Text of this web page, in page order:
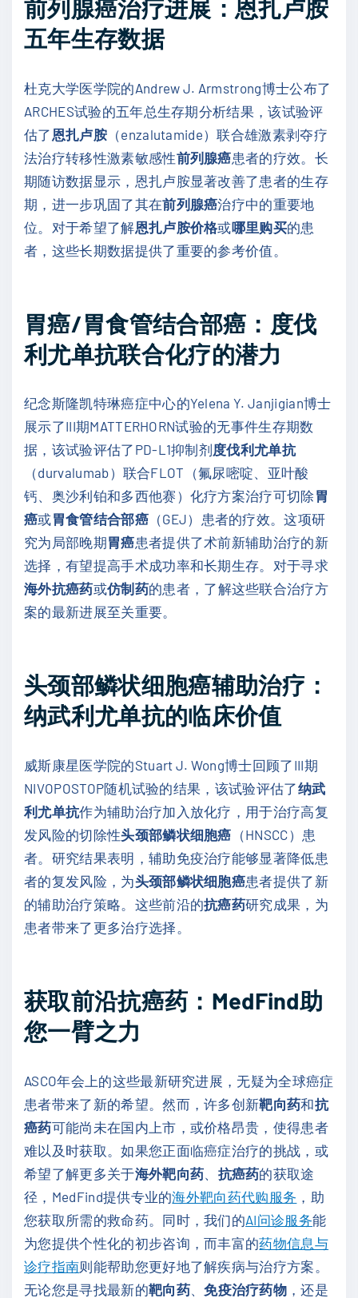
前列腺癌治疗进展：恩扎卢胺
五年生存数据
杜克大学医学院的Andrew J. Armstrong博士公布了
ARCHES试验的五年总生存期分析结果，该试验评
估了 恩扎卢胺（enzalutamide）联合雄激素剥夺疗
法治疗转移性激素敏感性前列腺癌患者的疗效。长
期随访数据显示，恩扎卢胺显著改善了患者的生存
期，进一步巩固了其在前列腺癌治疗中的重要地
位。对于希望了解恩扎卢胺价格或哪里购买的患
者，这些长期数据提供了重要的参考价值。
胃癌/胃食管结合部癌：度伐
利尤单抗联合化疗的潜力
纪念斯隆凯特琳癌症中心的Yelena Y. Janjigian博士
展示了III期MATTERHORN试验的无事件生存期数
据，该试验评估了PD-L1抑制剂度伐利尤单抗
（durvalumab）联合FLOT（氟尿嘧啶、亚叶酸
钙、奥沙利铂和多西他赛）化疗方案治疗可切除 胃
癌或胃食管结合部癌（GEJ）患者的疗效。这项研
究为局部晚期胃癌患者提供了术前新辅助治疗的新
选择，有望提高手术成功率和长期生存。对于寻求
海外抗癌药或仿制药的患者，了解这些联合治疗方
案的最新进展至关重要。
头颈部鳞状细胞癌辅助治疗：
纳武利尤单抗的临床价值
威斯康星医学院的Stuart J. Wong博士回顾了III期
NIVOPOSTOP随机试验的结果，该试验评估了纳武
利尤单抗作为辅助治疗加入放化疗，用于治疗高复
发风险的切除性头颈部鳞状细胞癌 （HNSCC）患
者。研究结果表明，辅助免疫治疗能够显著降低患
者的复发风险，为头颈部鳞状细胞癌患者提供了新
的辅助治疗策略。这些前沿的抗癌药研究成果，为
患者带来了更多治疗选择。
获取前沿抗癌药：MedFind助
您一臂之力
ASCO年会上的这些最新研究进展，无疑为全球癌症
患者带来了新的希望。然而，许多创新靶向药和抗
癌药可能尚未在国内上市，或价格昂贵，使得患者
难以及时获取。如果您正面临癌症治疗的挑战，或
希望了解更多关于海外靶向药 抗癌药的获取途
径，MedFind提供专业的海外靶向药代购服务 ，助
您获取所需的救命药。同时，我们的AI问诊服务能
为您提供个性化的初步咨询，而丰富的药物信息与
诊疗指南则能帮助您更好地了解疾病与治疗方案。
无论您是寻找最新的靶向药、免疫治疗药物 ，还是